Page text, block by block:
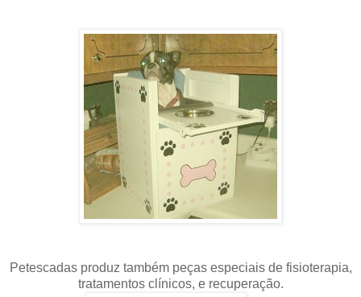
Petescadas produz também peças especiais de fisioterapia,
tratamentos clínicos, e recuperação.